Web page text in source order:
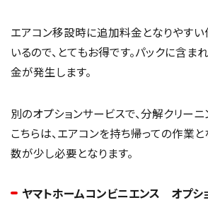
エアコン移設時に追加料金となりやすい
いるので、とてもお得です。パックに含
金が発生します。
別のオプションサービスで、分解クリーニ
こちらは、エアコンを持ち帰っての作業
数が少し必要となります。
ヤマトホームコンビニエンス オプシ